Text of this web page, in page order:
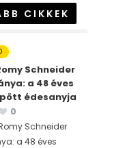
CIKKEK
Schneider
a 48 éves
édesanyja
0
Schneider
a 48 éves